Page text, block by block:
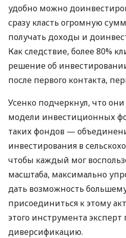
удобно можно
сразу класть огромную
получать доходы и
Как следствие, более 80%
решение об
после первого контакта,
Усенко подчеркнул, что
модели инвестиционных
таких фондов —
инвестирования в
чтобы каждый мог
масштаба, максимально
дать возможность
присоединиться к этому
этого инструмента
диверсификацию.